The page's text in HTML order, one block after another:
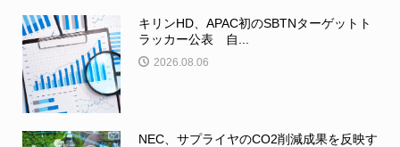
キリンHD、APAC初のSBTNターゲットト
ラッカー公表 自...
2026.08.06
NEC、サプライヤのCO2削減成果を反映す